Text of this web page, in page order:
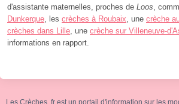
d'assistante maternelles, proches de Loos,
Dunkerque, les crèches à Roubaix, une crèche
crèches dans Lille, une crèche sur Villeneuve-
informations en rapport.
Les Crèches .fr est un portail d'information sur les